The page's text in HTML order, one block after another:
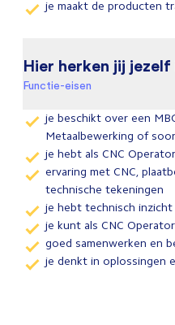
je maakt de producten
Hier herken jij jezelf
Functie-eisen
je beschikt over een
Metaalbewerking of
je hebt als CNC Operator
ervaring met CNC,
technische tekeningen
je hebt technisch inzicht
je kunt als CNC Operator
goed samenwerken en
je denkt in oplossingen